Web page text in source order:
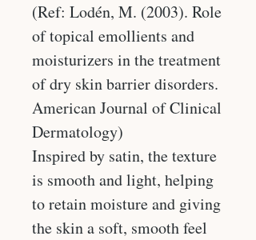
(Ref: Lodén, M. (2003). Role
of topical emollients and
moisturizers in the treatment
of dry skin barrier disorders.
American Journal of Clinical
Dermatology)
Inspired by satin, the texture
is smooth and light, helping
to retain moisture and giving
the skin a soft, smooth feel